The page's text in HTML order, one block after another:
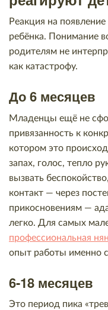
Реакция на
ребёнка. Понимание
родителям не
как катастрофу.
До 6 месяцев
Младенцы ещё не
привязанность к
котором это
запах, голос, тепло
вызвать
контакт — через
прикосновениям —
легко. Для самых
профессиональная
опыт работы именно
6-18 месяцев
Это период пика